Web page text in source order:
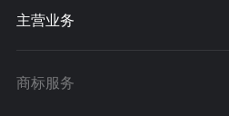
主营业务
商标服务